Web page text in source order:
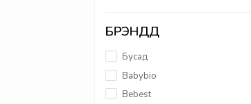
БРЭНДҮҮД
Бусад
Babybio
Bebest